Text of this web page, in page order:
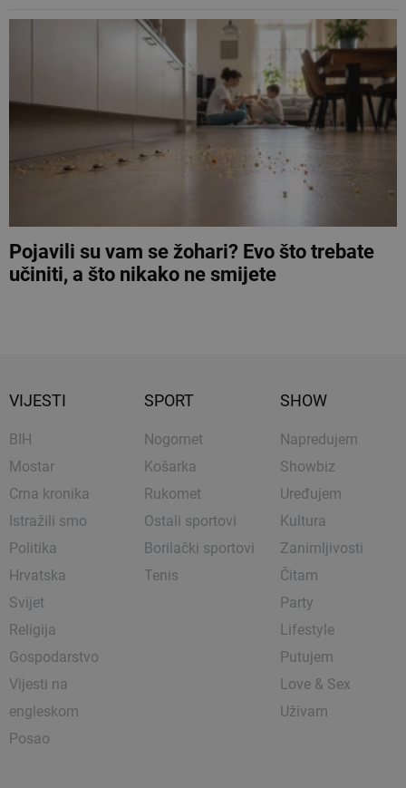
Pojavili su vam se žohari? Evo što trebate
učiniti, a što nikako ne smijete
VIJESTI
BIH
Mostar
Crna kronika
Istražili smo
Politika
Hrvatska
Svijet
Religija
Gospodarstvo
Vijesti na
engleskom
Posao
SPORT
Nogomet
Košarka
Rukomet
Ostali sportovi
Borilački sportovi
Tenis
SHOW
Napredujem
Showbiz
Uređujem
Kultura
Zanimljivosti
Čitam
Party
Lifestyle
Putujem
Love & Sex
Uživam